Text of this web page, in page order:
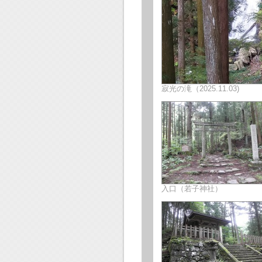
寂光の滝（2025.11.03)
入口（若子神社）